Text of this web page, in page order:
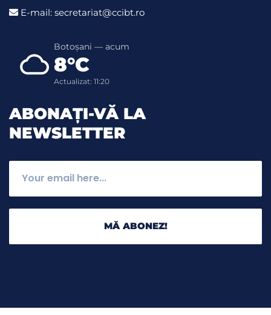
E-mail: secretariat@ccibt.ro
Botoșani — acum
8°C
Actualizat: 11:20
ABONAȚI-VĂ LA
NEWSLETTER
MĂ ABONEZ!